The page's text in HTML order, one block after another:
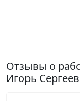
Отзывы о
Игорь